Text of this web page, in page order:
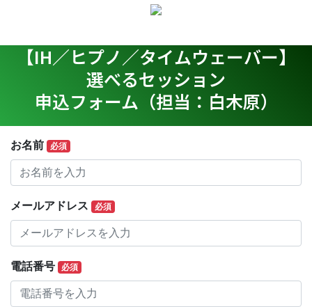
【IH／ヒプノ／タイムウェーバー】
選べるセッション
申込フォーム（担当：白木原）
お名前 必須
メールアドレス 必須
電話番号 必須